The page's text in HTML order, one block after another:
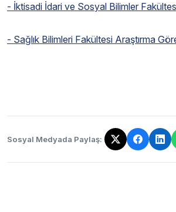
- İktisadi İdari ve Sosyal Bilimler
- Sağlık Bilimleri Fakültesi Araştırma
Sosyal Medyada Paylaş:
Bağlantı kopyalandı!